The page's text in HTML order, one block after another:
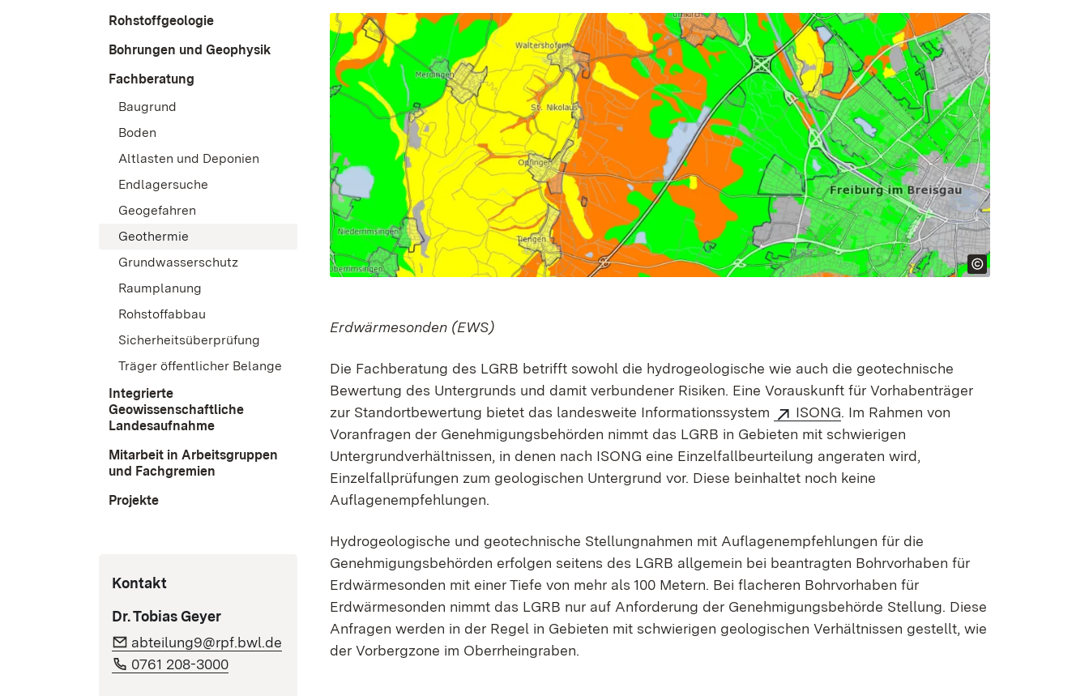
Rohstoffgeologie
Bohrungen und Geophysik
Fachberatung
Baugrund
Boden
Altlasten und Deponien
Endlagersuche
Geogefahren
Geothermie
Grundwasserschutz
Raumplanung
Rohstoffabbau
Sicherheitsüberprüfung
Träger öffentlicher Belange
Integrierte
Geowissenschaftliche
Landesaufnahme
Mitarbeit in Arbeitsgruppen
und Fachgremien
Projekte
Kontakt
Dr. Tobias Geyer
abteilung9@rpf.bwl.de
0761 208-3000
Erdwärmesonden (EWS)
Die Fachberatung des LGRB betrifft sowohl die hydrogeologische wie auch die geotechnische
Bewertung des Untergrunds und damit verbundener Risiken. Eine Vorauskunft für Vorhabenträger
zur Standortbewertung bietet das landesweite Informationssystem
ISONG. Im Rahmen von
Voranfragen der Genehmigungsbehörden nimmt das LGRB in Gebieten mit schwierigen
Untergrundverhältnissen, in denen nach ISONG eine Einzelfallbeurteilung angeraten wird,
Einzelfallprüfungen zum geologischen Untergrund vor. Diese beinhaltet noch keine
Auflagenempfehlungen.
Hydrogeologische und geotechnische Stellungnahmen mit Auflagenempfehlungen für die
Genehmigungsbehörden erfolgen seitens des LGRB allgemein bei beantragten Bohrvorhaben für
Erdwärmesonden mit einer Tiefe von mehr als 100 Metern. Bei flacheren Bohrvorhaben für
Erdwärmesonden nimmt das LGRB nur auf Anforderung der Genehmigungsbehörde Stellung. Diese
Anfragen werden in der Regel in Gebieten mit schwierigen geologischen Verhältnissen gestellt, wie
der Vorbergzone im Oberrheingraben.